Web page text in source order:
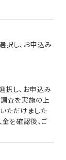
択し、お申込み
択し、お申込み
査を実施の上
ただけました
を確認後、ご